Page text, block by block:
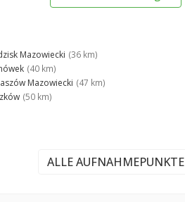
Mazowiecki (36 km)
(40 km)
Mazowiecki (47 km)
(50 km)
ALLE AUFNAHMEPUNKTE